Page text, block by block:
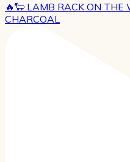
🔥🐑 LAMB RACK ON
CHARCOAL